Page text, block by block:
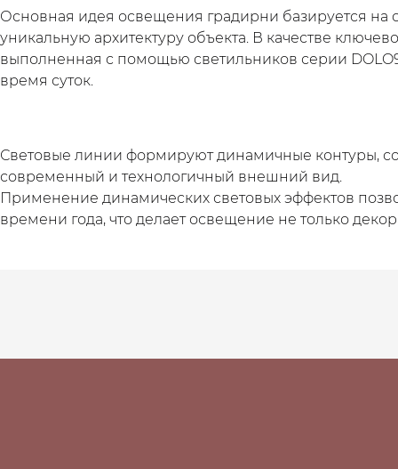
Основная идея освещения градирни базируется на
уникальную архитектуру объекта. В качестве
выполненная с помощью светильников серии
время суток.
Световые линии формируют динамичные контуры,
современный и технологичный внешний вид.
Применение динамических световых эффектов
времени года, что делает освещение не только